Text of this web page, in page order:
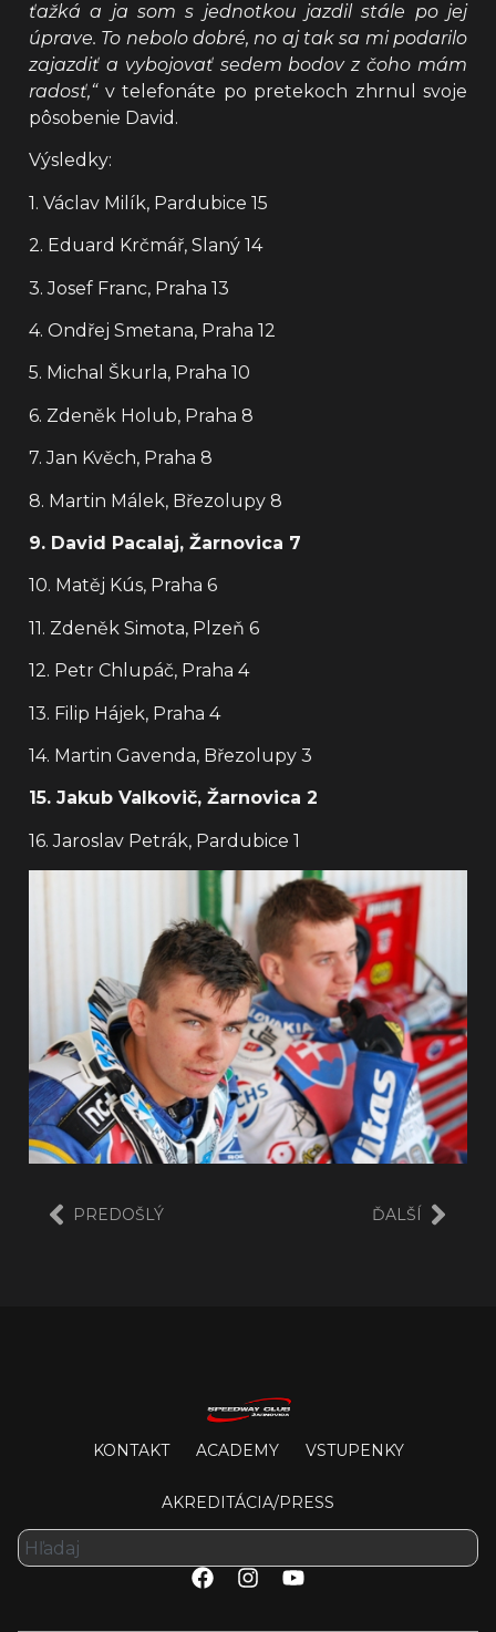
ťažká a ja som s jednotkou jazdil stále po jej
úprave. To nebolo dobré, no aj tak sa mi podarilo
zajazdiť a vybojovať sedem bodov z čoho mám
radosť,“ v telefonáte po pretekoch zhrnul svoje
pôsobenie David.
Výsledky:
1. Václav Milík, Pardubice 15
2. Eduard Krčmář, Slaný 14
3. Josef Franc, Praha 13
4. Ondřej Smetana, Praha 12
5. Michal Škurla, Praha 10
6. Zdeněk Holub, Praha 8
7. Jan Kvěch, Praha 8
8. Martin Málek, Březolupy 8
9. David Pacalaj, Žarnovica 7
10. Matěj Kús, Praha 6
11. Zdeněk Simota, Plzeň 6
12. Petr Chlupáč, Praha 4
13. Filip Hájek, Praha 4
14. Martin Gavenda, Březolupy 3
15. Jakub Valkovič, Žarnovica 2
16. Jaroslav Petrák, Pardubice 1
PREDOŠLÝ ĎALŠÍ
KONTAKT ACADEMY VSTUPENKY
AKREDITÁCIA/PRESS